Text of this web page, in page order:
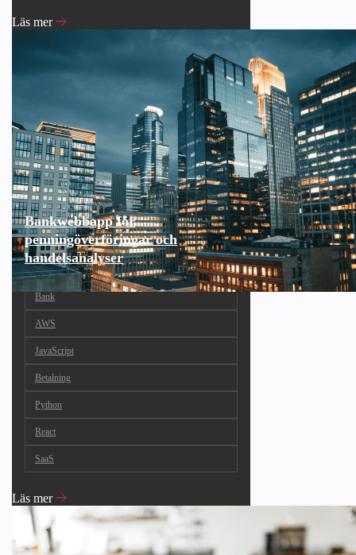
Läs mer
Bankwebbapp för
penningöverföringar och
handelsanalyser
Bank
AWS
JavaScript
Betalning
Python
React
SaaS
Läs mer